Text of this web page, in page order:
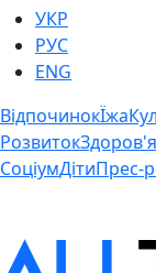
УКР
РУС
ENG
ВідпочинокЇжа
РозвитокЗдоров'я
СоціумДітиПрес-